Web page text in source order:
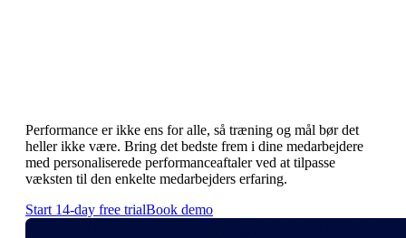
Performance er ikke ens for alle, så træning og mål bør det
heller ikke være. Bring det bedste frem i dine medarbejdere
med personaliserede performanceaftaler ved at tilpasse
væksten til den enkelte medarbejders erfaring.
Start 14-day free trialBook demo